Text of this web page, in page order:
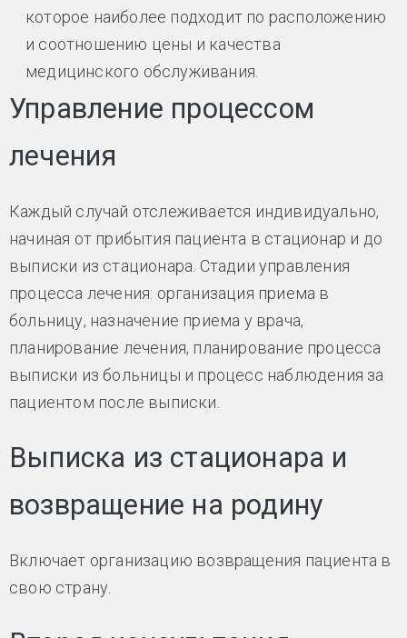
которое наиболее подходит по расположению
и соотношению цены и качества
медицинского обслуживания.
Управление процессом
лечения
Каждый случай отслеживается индивидуально,
начиная от прибытия пациента в стационар и до
выписки из стационара. Стадии управления
процесса лечения: организация приема в
больницу, назначение приема у врача,
планирование лечения, планирование процесса
выписки из больницы и процесс наблюдения за
пациентом после выписки.
Выписка из стационара и
возвращение на родину
Включает организацию возвращения пациента в
свою страну.